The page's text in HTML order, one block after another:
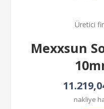
Üretici
Mexxsun
nakliye